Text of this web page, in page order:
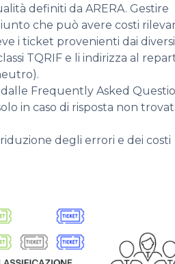
definiti da ARERA. Gestire
che può avere costi
i ticket provenienti dai diversi
TQRIF e li indirizza al
Frequently Asked
in caso di risposta non
degli errori e dei costi